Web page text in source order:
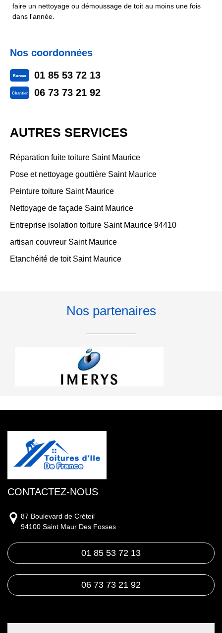
faire un nettoyage ou démoussage de toit au moins une fois
dans l'année.
Nos coordonnées
Bureau 01 85 53 72 13
Chantier 06 73 73 21 92
AUTRES SERVICES
Réparation fuite toiture Saint Maurice
Pose et nettoyage gouttière Saint Maurice
Peinture toiture Saint Maurice
Nettoyage de façade Saint Maurice
Entreprise isolation toiture Saint Maurice 94410
artisan couvreur Saint Maurice
Etanchéité de toit Saint Maurice
Nos partenaires
CONTACTEZ-NOUS
87 Boulevard de Créteil
94100 Saint Maur Des Fosses
01 85 53 72 13
06 73 73 21 92